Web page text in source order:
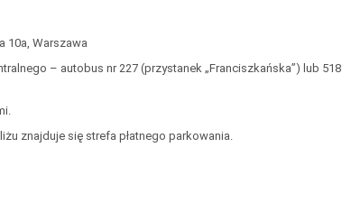
10a, Warszawa
– autobus nr 227 (przystanek „Franciszkańska”) lub 518
znajduje się strefa płatnego parkowania.